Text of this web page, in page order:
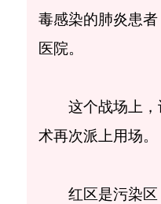
毒感染的肺炎患
医院。
这个战场上，
术再次派上用场。
红区是污染区